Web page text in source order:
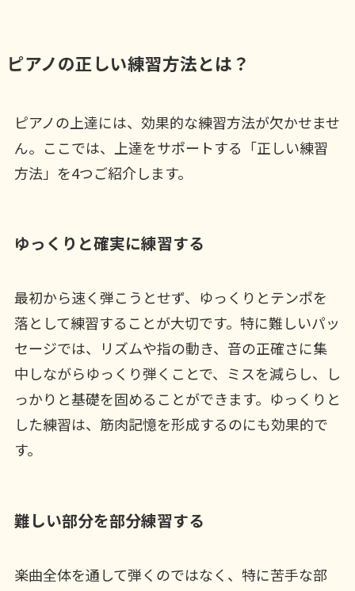
ピアノの正しい練習方法とは？
ピアノの上達には、効果的な練習方法が欠かせませ
ん。ここでは、上達をサポートする「正しい練習
方法」を4つご紹介します。
ゆっくりと確実に練習する
最初から速く弾こうとせず、ゆっくりとテンポを
落として練習することが大切です。特に難しいパッ
セージでは、リズムや指の動き、音の正確さに集
中しながらゆっくり弾くことで、ミスを減らし、し
っかりと基礎を固めることができます。ゆっくりと
した練習は、筋肉記憶を形成するのにも効果的で
す。
難しい部分を部分練習する
楽曲全体を通して弾くのではなく、特に苦手な部